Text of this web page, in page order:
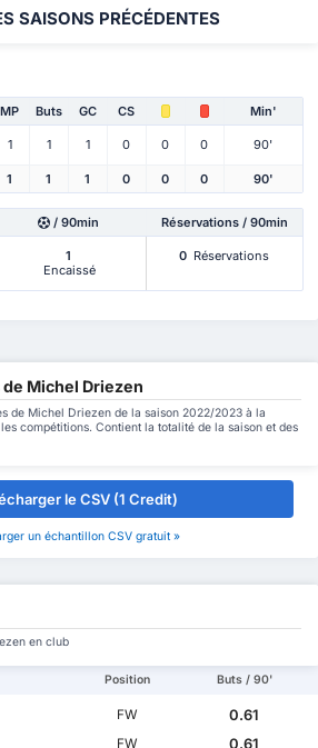
SAISONS PRÉCÉDENTES
MP Buts GC CS Min'
1 1 1 0 0 0 90'
1 1 1 0 0 0 90'
/ 90min Réservations / 90min
1
Encaissé
0 Réservations
Michel Driezen
de Michel Driezen de la saison 2022/2023 à la
compétitions. Contient la totalité de la saison et des
le CSV (1 Credit)
un échantillon CSV gratuit »
en club
Position Buts / 90'
FW
0.61
FW 0.61